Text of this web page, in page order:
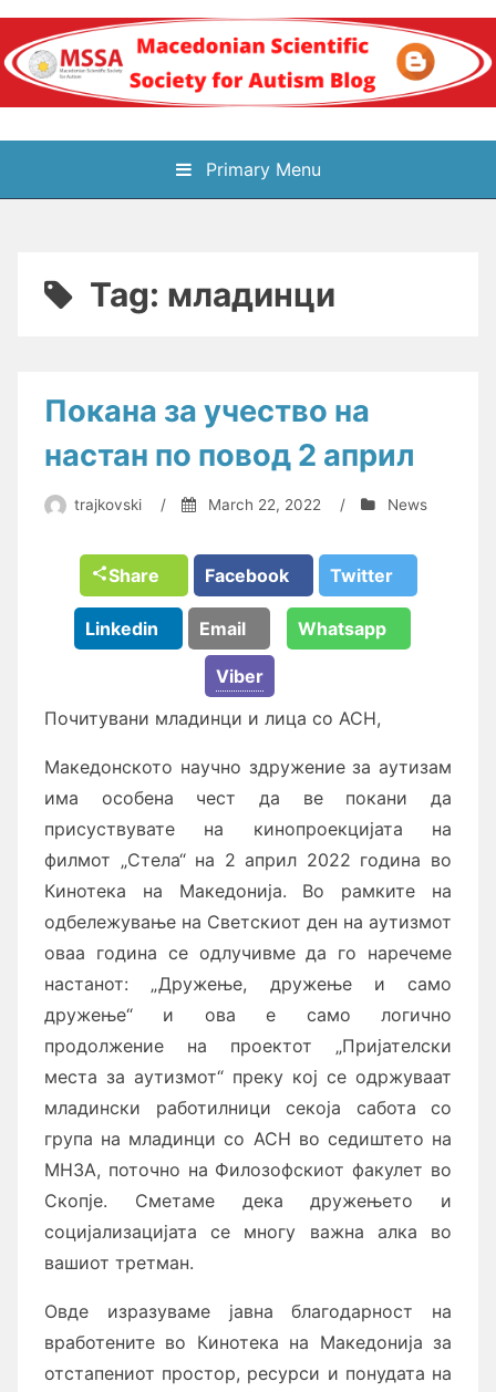
Skip
content
Блог на
Македонското научно
здружение за
Primary Menu
Tag: младинци
Покана за учество на
настан по повод 2 април
trajkovski / March 22, 2022 / News
Share Facebook Twitter
Linkedin Email Whatsapp
Viber
Почитувани младинци и лица со АСН,
Македонското научно здружение за аутизам
има особена чест да ве покани да
присуствувате на кинопроекцијата на
филмот „Стела“ на 2 април 2022 година во
Кинотека на Македонија. Во рамките на
одбележување на Светскиот ден на аутизмот
оваа година се одлучивме да го наречеме
настанот: „Дружење, дружење и само
дружење“ и ова е само логично
продолжение на проектот „Пријателски
места за аутизмот“ преку кој се одржуваат
младински работилници секоја сабота со
група на младинци со АСН во седиштето на
МНЗА, поточно на Филозофскиот факулет во
Скопје. Сметаме дека дружењето и
социјализацијата се многу важна алка во
вашиот третман.
Овде изразуваме јавна благодарност на
вработените во Кинотека на Македонија за
отстапениот простор, ресурси и понудата на